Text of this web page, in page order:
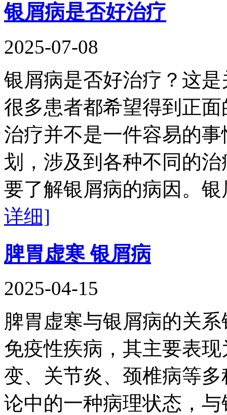
银屑病是否好治疗
2025-07-08
银屑病是否好治疗？这
很多患者都希望得到正
治疗并不是一件容易的
划，涉及到各种不同的
要了解银屑病的病因。
详细]
脾胃虚寒 银屑病
2025-04-15
脾胃虚寒与银屑病的关
免疫性疾病，其主要表
变、关节炎、颈椎病等
论中的一种病理状态，